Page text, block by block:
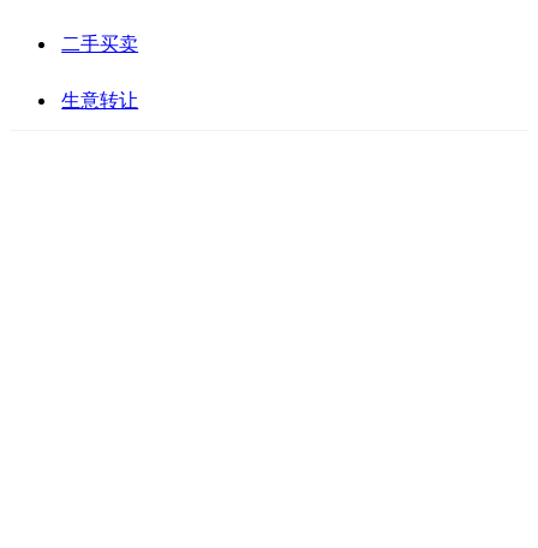
二手买卖
生意转让